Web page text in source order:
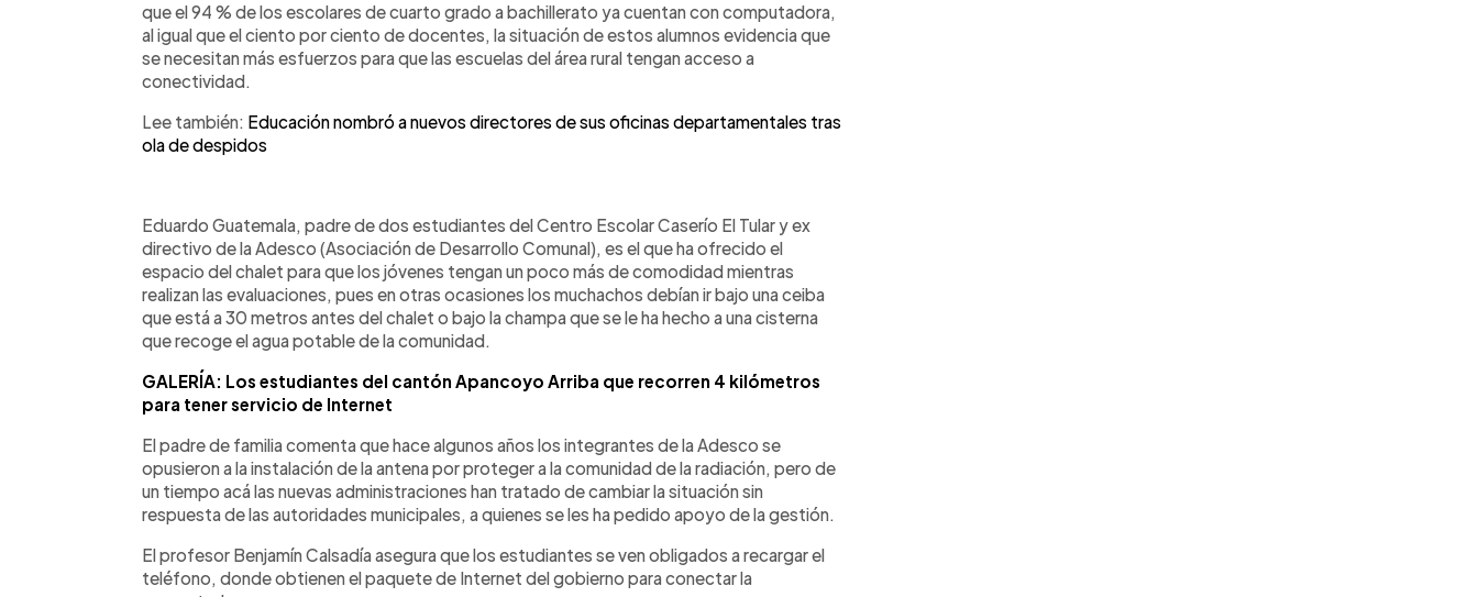
que el 94 % de los escolares de cuarto grado a bachillerato ya cuentan con computadora,
al igual que el ciento por ciento de docentes, la situación de estos alumnos evidencia que
se necesitan más esfuerzos para que las escuelas del área rural tengan acceso a
conectividad.
Lee también: Educación nombró a nuevos directores de sus oficinas departamentales tras
ola de despidos
Eduardo Guatemala, padre de dos estudiantes del Centro Escolar Caserío El Tular y ex
directivo de la Adesco (Asociación de Desarrollo Comunal), es el que ha ofrecido el
espacio del chalet para que los jóvenes tengan un poco más de comodidad mientras
realizan las evaluaciones, pues en otras ocasiones los muchachos debían ir bajo una ceiba
que está a 30 metros antes del chalet o bajo la champa que se le ha hecho a una cisterna
que recoge el agua potable de la comunidad.
GALERÍA: Los estudiantes del cantón Apancoyo Arriba que recorren 4 kilómetros
para tener servicio de Internet
El padre de familia comenta que hace algunos años los integrantes de la Adesco se
opusieron a la instalación de la antena por proteger a la comunidad de la radiación, pero de
un tiempo acá las nuevas administraciones han tratado de cambiar la situación sin
respuesta de las autoridades municipales, a quienes se les ha pedido apoyo de la gestión.
El profesor Benjamín Calsadía asegura que los estudiantes se ven obligados a recargar el
teléfono, donde obtienen el paquete de Internet del gobierno para conectar la